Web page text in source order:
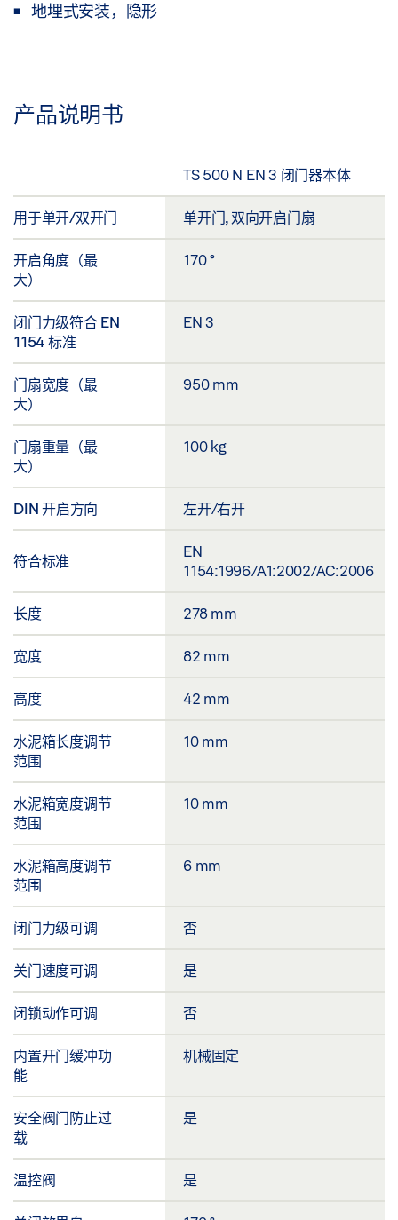
地埋式安装，隐形
产品说明书
TS 500 N EN 3 闭门器本体
用于单开/双开门 单开门, 双向开启门扇
开启角度（最
大）
170 °
闭门力级符合 EN
1154 标准
EN 3
门扇宽度（最
大）
950 mm
门扇重量（最
大）
100 kg
DIN 开启方向 左开/右开
符合标准
EN
1154:1996/A1:2002/AC:2006
长度 278 mm
宽度 82 mm
高度 42 mm
水泥箱长度调节
范围
10 mm
水泥箱宽度调节
范围
10 mm
水泥箱高度调节
范围
6 mm
闭门力级可调 否
关门速度可调 是
闭锁动作可调 否
内置开门缓冲功
能
机械固定
安全阀门防止过
载
是
温控阀 是